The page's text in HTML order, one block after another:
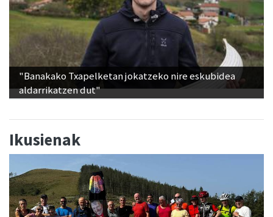
"Banakako Txapelketan jokatzeko nire eskubidea
aldarrikatzen dut"
Ikusienak